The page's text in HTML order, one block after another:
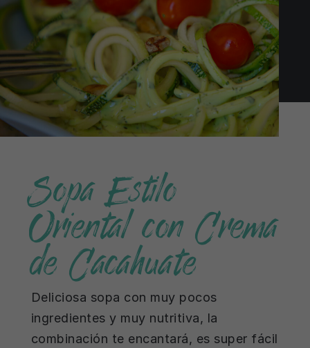
Sopa Estilo
Oriental con Crema
de Cacahuate
Deliciosa sopa con muy pocos
ingredientes y muy nutritiva, la
combinación te encantará, es super fácil